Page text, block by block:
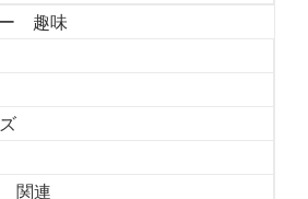
趣味
関連